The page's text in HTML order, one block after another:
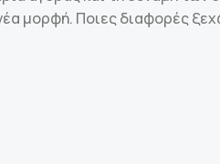
μορφή. Ποιες διαφορές